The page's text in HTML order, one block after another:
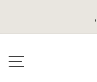
contenuto